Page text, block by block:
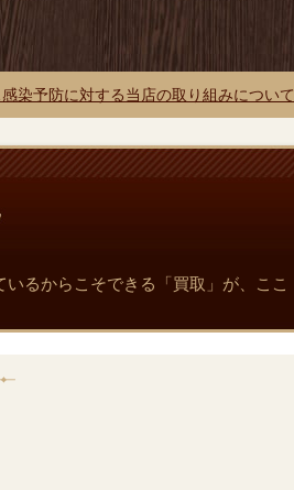
感染予防に対する当店の取り組みについて
るからこそできる「買取」が、ここ